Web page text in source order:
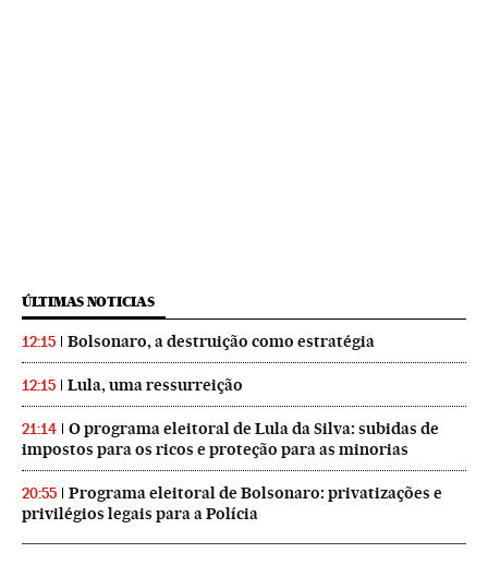
ÚLTIMAS NOTICIAS
12:15 Bolsonaro, a destruição como estratégia
12:15 Lula, uma ressurreição
21:14
O programa eleitoral de Lula da Silva: subidas de
impostos para os ricos e proteção para as minorias
20:55
Programa eleitoral de Bolsonaro: privatizações e
privilégios legais para a Polícia